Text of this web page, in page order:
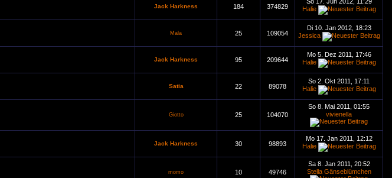
Jack Harkness 184 374829
Halie
Mala 25 109054
Di 10. Jan 2012, 18:23
Jessica
Jack Harkness 95 209644
Mo 5. Dez 2011, 17:46
Halie
Satia 22 89078
So 2. Okt 2011, 17:11
Halie
Giotto 25 104070
So 8. Mai 2011, 01:55
vivienella
Jack Harkness 30 98893
Mo 17. Jan 2011, 12:12
Halie
momo 10 49746
Sa 8. Jan 2011, 20:52
Stella Gänseblümchen